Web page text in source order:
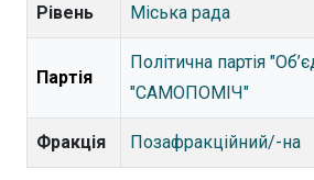
Рівень Міська рада
Партія
Політична партія
"САМОПОМІЧ"
Фракція Позафракційний/-на